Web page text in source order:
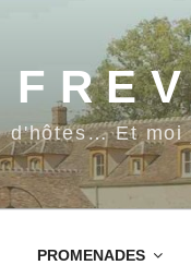
d'hôtes… Et
PROMENADES